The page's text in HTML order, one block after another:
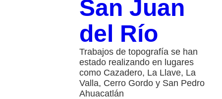
San Juan
del Río
Trabajos de topografía se han
estado realizando en lugares
como Cazadero, La Llave, La
Valla, Cerro Gordo y San Pedro
Ahuacatlán